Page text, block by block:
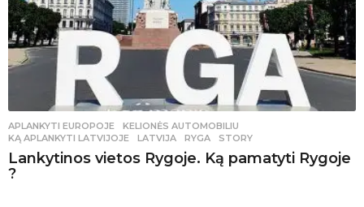
APLANKYTI EUROPOJE ,KELIONĖS AUTOMOBILIU
KĄ APLANKYTI LATVIJOJE
,LATVIJA ,RYGA ,STORY
Lankytinos vietos Rygoje. Ką pamatyti Rygoje
?